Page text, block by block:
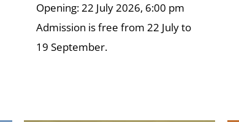
Opening: 22 July 2026, 6:00 pm
Admission is free from 22 July to
19 September.